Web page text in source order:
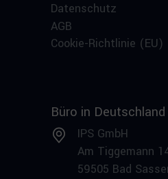
Datenschutz
AGB
Cookie-Richtlinie (EU)
Büro in Deutschland
IPS GmbH
Am Tiggemann
59505 Bad